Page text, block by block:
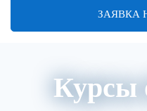
ЗАЯВКА
Курсы